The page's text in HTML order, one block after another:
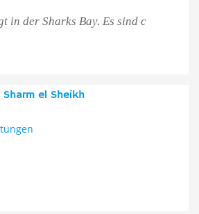
in der Sharks Bay. Es sind c
Sharm el Sheikh